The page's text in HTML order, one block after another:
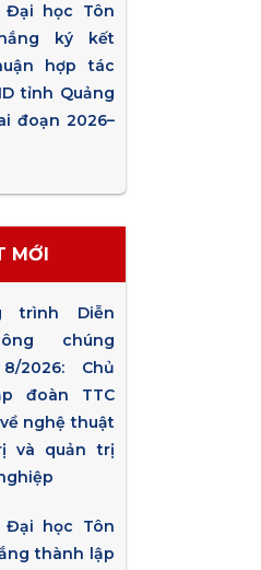
Đại học Tôn
ký kết
hợp tác
tỉnh Quảng
đoạn 2026–
MỚI
trình Diễn
chúng
2026: Chủ
đoàn TTC
nghệ thuật
và quản trị
Đại học Tôn
thành lập